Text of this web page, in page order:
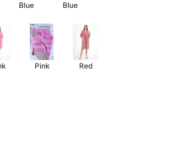
Blue Blue
Pink Red